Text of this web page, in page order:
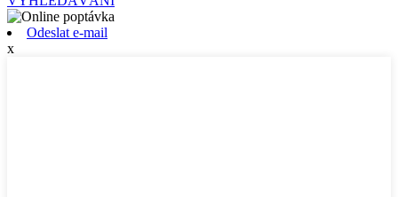
Odeslat e-mail
x